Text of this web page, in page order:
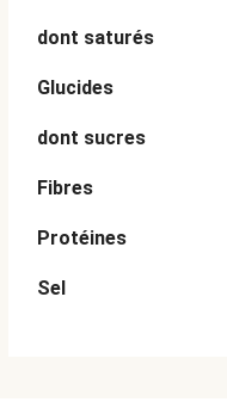
dont saturés
Glucides
dont sucres
Fibres
Protéines
Sel